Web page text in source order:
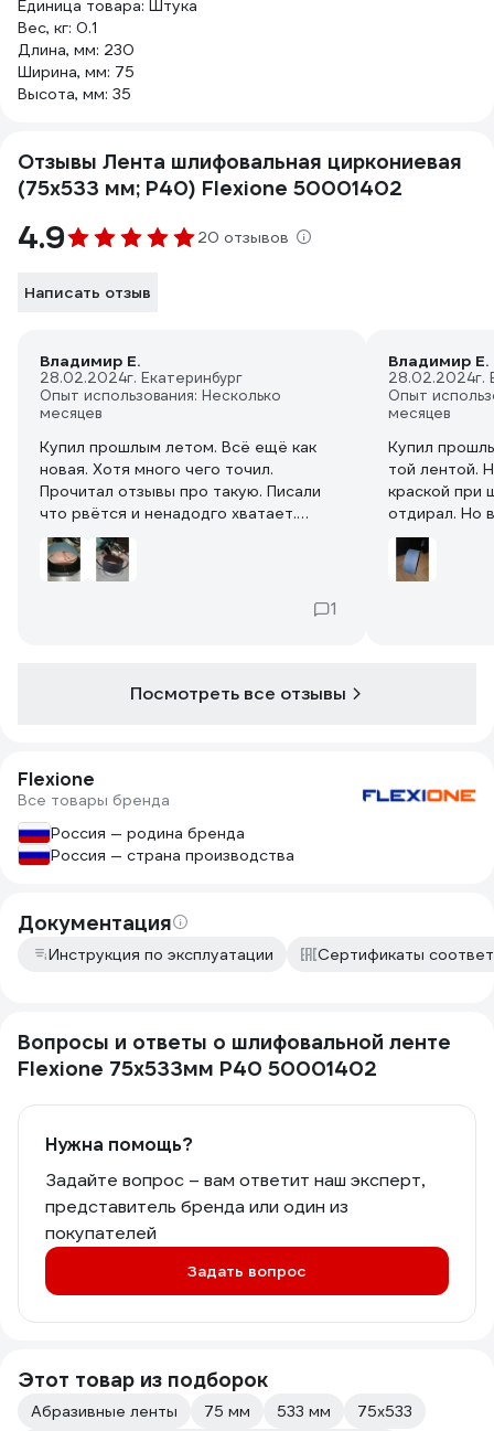
Единица товара: Штука
Вес, кг: 0.1
Длина, мм: 230
Ширина, мм: 75
Высота, мм: 35
Отзывы Лента шлифовальная циркониевая
(75x533 мм; Р40) Flexione 50001402
4.9 20 отзывов
Написать отзыв
Владимир Е.
28.02.2024г. Екатеринбург
Опыт использования: Несколько
месяцев
Купил прошлым летом. Всё ещё как
новая. Хотя много чего точил.
Прочитал отзывы про такую. Писали
что рвётся и ненадодго хватает.
Поэтому я её долго не гоняю, чтобы
не перегреть и сильно не давлю.
Слежу за процессом. Поэтому всё
1
Владимир Е.
28.02.2024г.
Опыт
месяцев
Купил
той лентой.
краской при
отдирал. Но
что
очистил.
Лента
Посмотреть все отзывы
Flexione
Все товары бренда
Россия — родина бренда
Россия — страна производства
Документация
Инструкция по эксплуатации Сертификаты
Вопросы и ответы о шлифовальной ленте
Flexione 75x533мм Р40 50001402
Нужна помощь?
Задайте вопрос – вам ответит наш эксперт,
представитель бренда или один из
покупателей
Задать вопрос
Этот товар из подборок
Абразивные ленты 75 мм 533 мм
75х533